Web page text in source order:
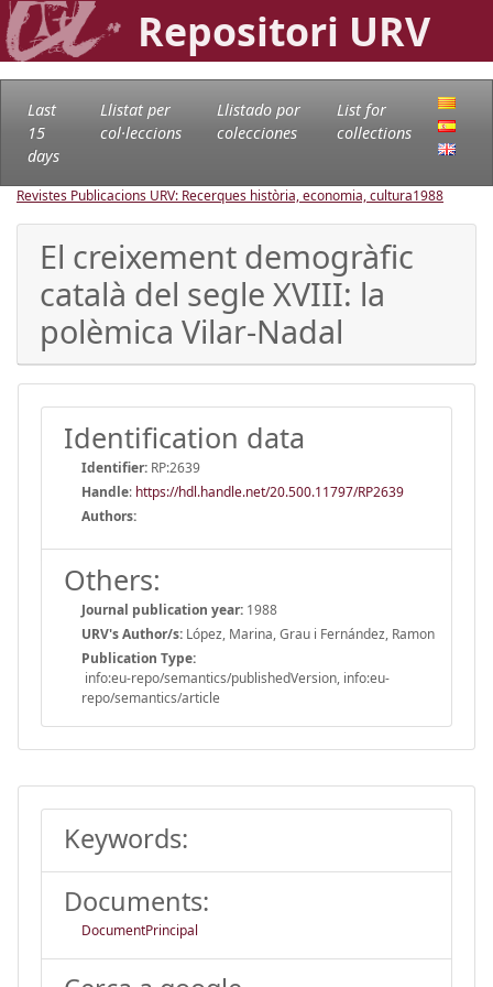
Repositori URV
Last
15
days
Llistat per
col·leccions
Llistado por
colecciones
List for
collections
Revistes Publicacions URV: Recerques història, economia, cultura1988
El creixement demogràfic
català del segle XVIII: la
polèmica Vilar-Nadal
Identification data
Identifier: RP:2639
Handle: https://hdl.handle.net/20.500.11797/RP2639
Authors:
Others:
Journal publication year: 1988
URV's Author/s: López, Marina, Grau i Fernández, Ramon
Publication Type:
info:eu-repo/semantics/publishedVersion, info:eu-
repo/semantics/article
Keywords:
Documents:
DocumentPrincipal